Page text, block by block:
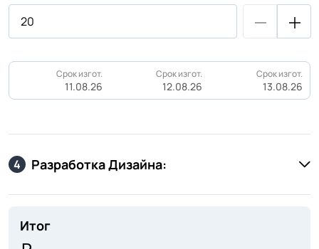
Срок изгот.
11.08.26
Срок изгот.
12.08.26
Срок изгот.
13.08.26
4 Разработка Дизайна:
Итог